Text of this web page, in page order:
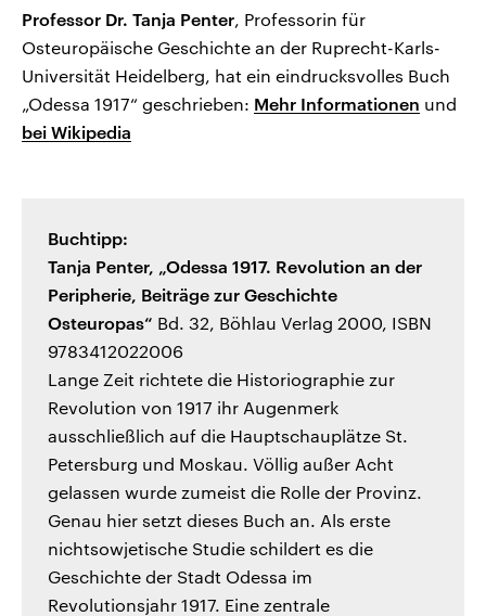
Professor Dr. Tanja Penter, Professorin für
Osteuropäische Geschichte an der Ruprecht-Karls-
Universität Heidelberg, hat ein eindrucksvolles Buch
„Odessa 1917“ geschrieben: Mehr Informationen und
bei Wikipedia
Buchtipp:
Tanja Penter, „Odessa 1917. Revolution an der
Peripherie, Beiträge zur Geschichte
Osteuropas“ Bd. 32, Böhlau Verlag 2000, ISBN
9783412022006
Lange Zeit richtete die Historiographie zur
Revolution von 1917 ihr Augenmerk
ausschließlich auf die Hauptschauplätze St.
Petersburg und Moskau. Völlig außer Acht
gelassen wurde zumeist die Rolle der Provinz.
Genau hier setzt dieses Buch an. Als erste
nichtsowjetische Studie schildert es die
Geschichte der Stadt Odessa im
Revolutionsjahr 1917. Eine zentrale